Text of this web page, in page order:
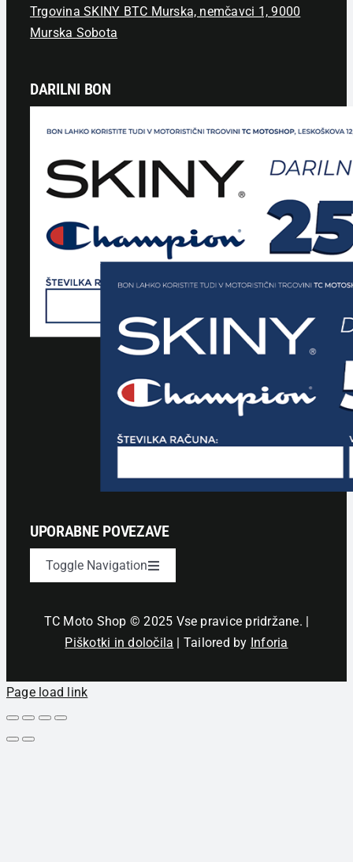
Trgovina SKINY BTC Murska, nemčavci 1, 9000
Murska Sobota
DARILNI BON
UPORABNE POVEZAVE
Toggle Navigation
Pogoji nakupa
TC Moto Shop © 2025 Vse pravice pridržane. |
Piškotki in določila | Tailored by Inforia
Page load link